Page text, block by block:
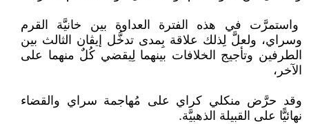
واستمرَّت في هذه الفترة العداوة بين خانيَّة القرم
وسراي، ولعلَّ لِذلك علاقة بِمدى تدخُّل إيڤان الثالث بين
الطرفين وتأجيج الخلافات بينهما لِيقضي كُلٌ منهما على
الآخر،
وقد حرَّض منكلي كراي على مُهاجمة سراي والقضاء
نهائيًّا على القبيلة الذهبيَّة.